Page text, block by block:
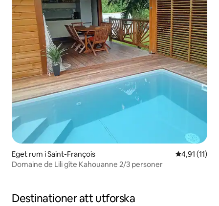
Eget rum i Saint-François 4,91 av 5 i
4,91 (11)
Domaine de Lili gîte Kahouanne 2/3 personer
Destinationer att utforska